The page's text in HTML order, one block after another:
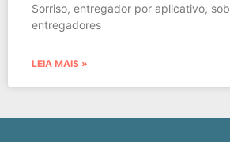
Sorriso, entregador por aplicativo,
entregadores
LEIA MAIS »